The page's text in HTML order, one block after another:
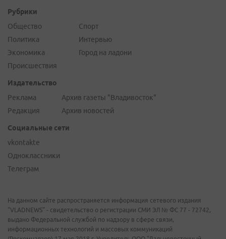
Рубрики
Общество
Политика
Экономика
Происшествия
Спорт
Интервью
Город на ладони
Издательство
Реклама
Редакция
Архив газеты "Владивосток"
Архив новостей
Социальные сети
vkontakte
Одноклассники
Телеграм
На данном сайте распространяется информация сетевого издания
"VLADNEWS" - свидетельство о регистрации СМИ ЭЛ № ФС 77 - 72742,
выдано Федеральной службой по надзору в сфере связи,
информационных технологий и массовых коммуникаций